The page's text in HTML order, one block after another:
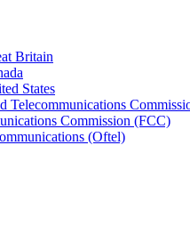
Britain
States
Telecommunications
Commission (FCC)
(Oftel)